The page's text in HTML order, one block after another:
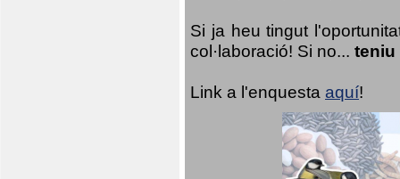
Si ja heu tingut
col·laboració! Si no... teniu
Link a l'enquesta aquí!